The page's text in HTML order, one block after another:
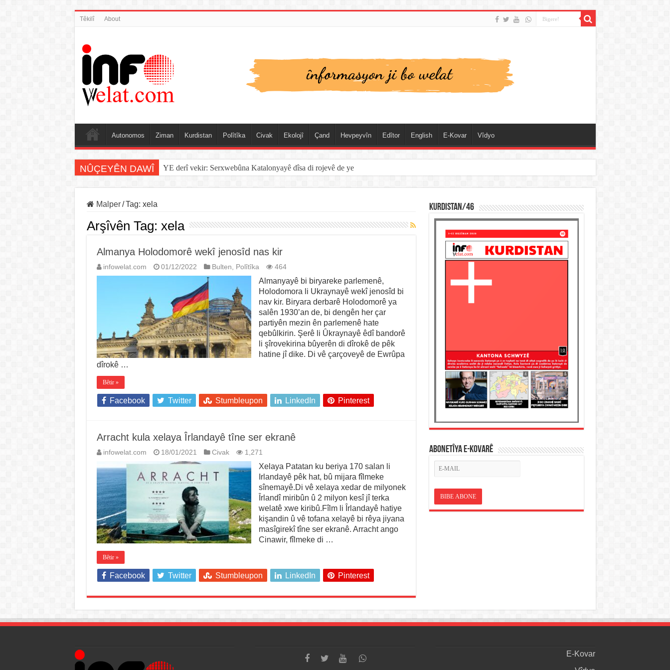
Têkilî About
Autonomos Ziman Kurdistan Polîtîka Civak Ekolojî Çand Hevpeyvîn Edîtor English E-Kovar Vîdyo
NÛÇEYÊN DAWÎ YE derî vekir: Serxwebûna Katalonyayê dîsa di rojevê de ye
Malper / Tag: xela
Arşîvên Tag: xela
Almanya Holodomorê wekî jenosîd nas kir
infowelat.com 01/12/2022 Bulten, Polîtîka 464
Almanyayê bi biryareke parlemenê,
Holodomora li Ukraynayê wekî jenosîd bi
nav kir. Biryara derbarê Holodomorê ya
salên 1930’an de, bi dengên her çar
partiyên mezin ên parlemenê hate
qebûlkirin. Şerê li Ûkraynayê êdî bandorê
li şîrovekirina bûyerên di dîrokê de pêk
hatine jî dike. Di vê çarçoveyê de Ewrûpa
dîrokê …
Bêtir »
Facebook Twitter Stumbleupon LinkedIn Pinterest
Arracht kula xelaya Îrlandayê tîne ser ekranê
infowelat.com 18/01/2021 Civak 1,271
Xelaya Patatan ku beriya 170 salan li
Irlandayê pêk hat, bû mijara fîlmeke
sînemayê.Di vê xelaya xedar de milyonek
Îrlandî miribûn û 2 milyon kesî jî terka
welatê xwe kiribû.Fîlm li Îrlandayê hatiye
kişandin û vê tofana xelayê bi rêya jiyana
masîgirekî tîne ser ekranê. Arracht ango
Cinawir, fîlmeke di …
Bêtir »
Facebook Twitter Stumbleupon LinkedIn Pinterest
KURDISTAN/46
ABONETÎYA E-KOVARÊ
E-Kovar